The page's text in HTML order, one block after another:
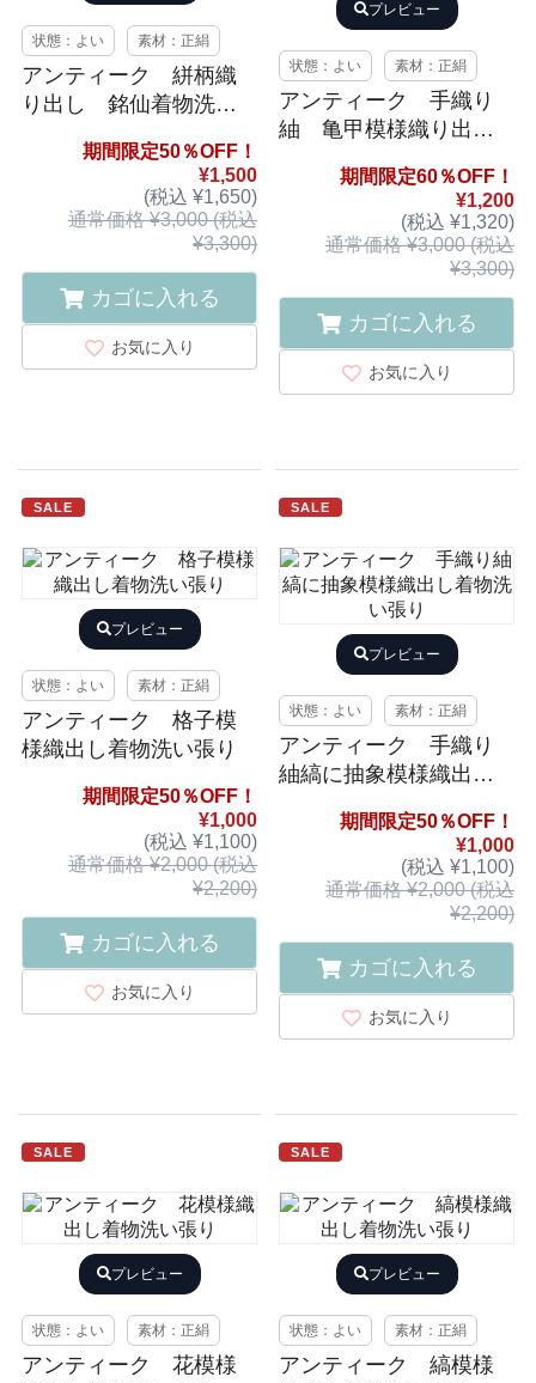
状態：よい 素材：正絹
アンティーク 絣柄織
り出し 銘仙着物洗い
期間限定50％OFF！
¥1,500
(税込 ¥1,650)
通常価格 ¥3,000 (税込
¥3,300)
カゴに入れる
お気に入り
プレビュー
状態：よい 素材：正絹
アンティーク 手織り
紬 亀甲模様織り出
期間限定60％OFF！
¥1,200
(税込 ¥1,320)
通常価格 ¥3,000 (税込
¥3,300)
カゴに入れる
お気に入り
SALE
プレビュー
状態：よい 素材：正絹
アンティーク 格子模
様織出し着物洗い張り
期間限定50％OFF！
¥1,000
(税込 ¥1,100)
通常価格 ¥2,000 (税込
¥2,200)
カゴに入れる
お気に入り
SALE
プレビュー
状態：よい 素材：正絹
アンティーク 手織り
紬縞に抽象模様織出し
期間限定50％OFF！
¥1,000
(税込 ¥1,100)
通常価格 ¥2,000 (税込
¥2,200)
カゴに入れる
お気に入り
SALE
プレビュー
状態：よい 素材：正絹
アンティーク 花模様
SALE
プレビュー
状態：よい 素材：正絹
アンティーク 縞模様